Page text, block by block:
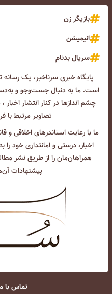
بازیگر زن
انیمیشن
سریال بدنام
پایگاه خبری سرناخبر، یک
است. ما به دنبال جست‌و‌جو و
چشم انداز‌ها در کنار انتشار
تصاویر مرتبط
ما با رعایت استاندرهای اخلاقی و
اخبار، درستی و امانتداری خود را
همراهان‌مان را از طریق نشر
پیشنهادات
تماس با